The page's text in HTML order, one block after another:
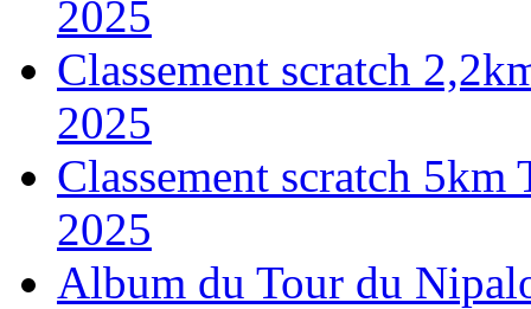
2025
Classement scratch
2025
Classement scratch
2025
Album du Tour du